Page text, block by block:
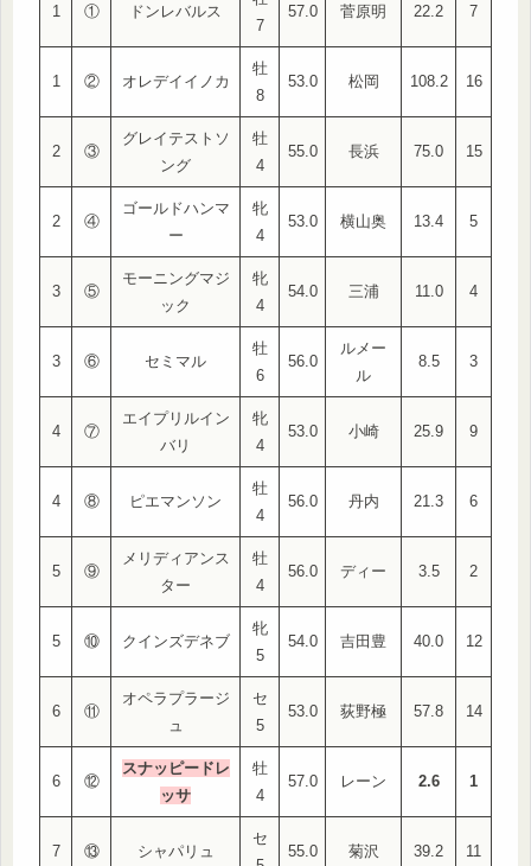
1 ① ドンレバルス
7
57.0 菅原明 22.2 7
1 ② オレデイイノカ
牡
8
53.0 松岡 108.2 16
2 ③
グレイテストソ
ング
牡
4
55.0 長浜 75.0 15
2 ④
ゴールドハンマ
ー
牝
4
53.0 横山奥 13.4 5
3 ⑤
モーニングマジ
ック
牝
4
54.0 三浦 11.0 4
3 ⑥ セミマル
牡
6
56.0
ルメー
ル
8.5 3
4 ⑦
エイプリルイン
バリ
牝
4
53.0 小崎 25.9 9
4 ⑧ ピエマンソン
牡
4
56.0 丹内 21.3 6
5 ⑨
メリディアンス
ター
牡
4
56.0 ディー 3.5 2
5 ⑩ クインズデネブ
牝
5
54.0 吉田豊 40.0 12
6 ⑪
オペラプラージ
ュ
セ
5
53.0 荻野極 57.8 14
6 ⑫
スナッピードレ
ッサ
牡
4
57.0 レーン 2.6 1
7 ⑬ シャパリュ
セ
55.0 菊沢 39.2 11